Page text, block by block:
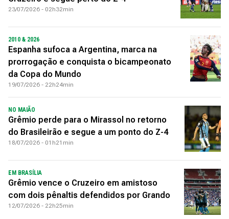
23/07/2026 - 02h32min
2010 & 2026
Espanha sufoca a Argentina, marca na
prorrogação e conquista o bicampeonato
da Copa do Mundo
19/07/2026 - 22h24min
NO MAIÃO
Grêmio perde para o Mirassol no retorno
do Brasileirão e segue a um ponto do Z-4
18/07/2026 - 01h21min
EM BRASÍLIA
Grêmio vence o Cruzeiro em amistoso
com dois pênaltis defendidos por Grando
12/07/2026 - 22h25min